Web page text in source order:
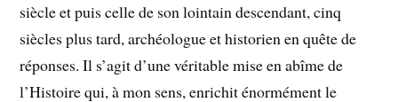
siècle et puis celle de son lointain descendant, cinq
siècles plus tard, archéologue et historien en quête de
réponses. Il s’agit d’une véritable mise en abîme de
l’Histoire qui, à mon sens, enrichit énormément le